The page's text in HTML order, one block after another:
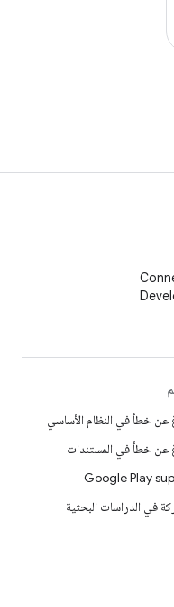
عن خطأ في النظام الأساسي
عن خطأ في المستندات
Google Play
في الدراسات البحثية